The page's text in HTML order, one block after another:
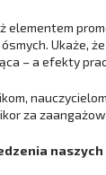
elementem
Ukaże,
– a efekty
za
naszych